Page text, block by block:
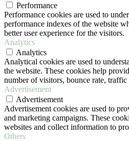
Performance
Performance cookies are used to
performance indexes of the website
better user experience for the visitors.
Analytics
Analytics
Analytical cookies are used to
the website. These cookies help
number of visitors, bounce rate, traffic
Advertisement
Advertisement
Advertisement cookies are used to
and marketing campaigns. These
websites and collect information to
Others